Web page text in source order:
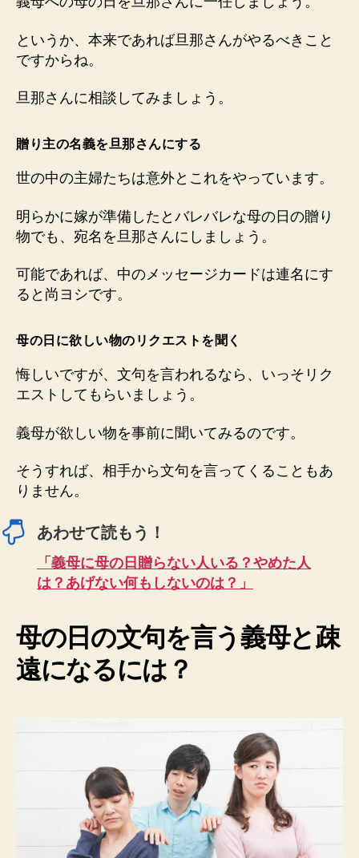
というか、本来であれば旦那さんがやるべきこと
ですからね。
旦那さんに相談してみましょう。
贈り主の名義を旦那さんにする
世の中の主婦たちは意外とこれをやっています。
明らかに嫁が準備したとバレバレな母の日の贈り
物でも、宛名を旦那さんにしましょう。
可能であれば、中のメッセージカードは連名にす
ると尚ヨシです。
母の日に欲しい物のリクエストを聞く
悔しいですが、文句を言われるなら、いっそリク
エストしてもらいましょう。
義母が欲しい物を事前に聞いてみるのです。
そうすれば、相手から文句を言ってくることもあ
りません。
あわせて読もう！
「義母に母の日贈らない人いる？やめた人
は？あげない何もしないのは？」
母の日の文句を言う義母と疎
遠になるには？